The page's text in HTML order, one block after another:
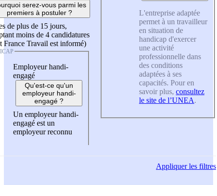
serez-vous parmi les
premiers à postuler ?
de plus de 15 jours,
moins de 4 candidatures
France Travail est informé)
Employeur handi-
engagé
Qu'est-ce qu'un
employeur handi-
engagé ?
Un employeur handi-
engagé est un
employeur reconnu
L'entreprise adaptée
permet à un travailleur
en situation de
handicap d'exercer
une activité
professionnelle dans
des conditions
adaptées à ses
capacités. Pour en
savoir plus, consultez
le site de l’UNEA.
Appliquerles filtres